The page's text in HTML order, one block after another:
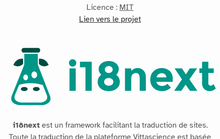
Licence : MIT
Lien vers le projet
i18nextest un framework facilitant la traduction de sites.
Toute la traduction de la plateforme Vittascience est basée